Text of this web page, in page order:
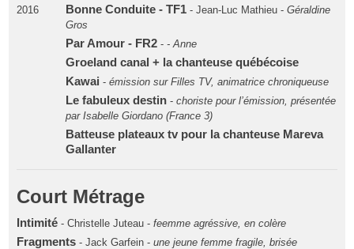
2016 Bonne Conduite - TF1- Jean-Luc Mathieu - Géraldine
Gros
Par Amour - FR2- - Anne
Groeland canal + la chanteuse québécoise
Kawai - émission sur Filles TV, animatrice chroniqueuse
Le fabuleux destin- choriste pour l’émission, présentée
par Isabelle Giordano (France 3)
Batteuse plateaux tv pour la chanteuse Mareva
Gallanter
Court Métrage
Intimité- Christelle Juteau -feemme agréssive, en colère
Fragments - Jack Garfein -une jeune femme fragile, brisée